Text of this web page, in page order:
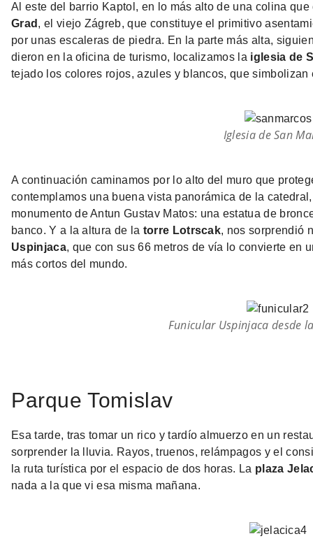
Al este del barrio Kaptol, en lo más alto de una colina
Grad , el viejo Zágreb, que constituye el primitivo
por unas escaleras de piedra. En la parte más alta,
dieron en la oficina de turismo, localizamos la iglesia de
tejado los colores rojos, azules y blancos, que simbolizan
Iglesia de San
A continuación caminamos por lo alto del muro que
contemplamos una buena vista panorámica de la
monumento de Antun Gustav Matos: una estatua de
banco. Y a la altura de la torre Lotrscak, nos sorprendió
Uspinjaca, que con sus 66 metros de vía lo convierte en
más cortos del mundo.
Funicular Uspinjaca desde
Parque Tomislav
Esa tarde, tras tomar un rico y tardío almuerzo en un
sorprender la lluvia. Rayos, truenos, relámpagos y el
la ruta turística por el espacio de dos horas. La plaza
nada a la que vi esa misma mañana.